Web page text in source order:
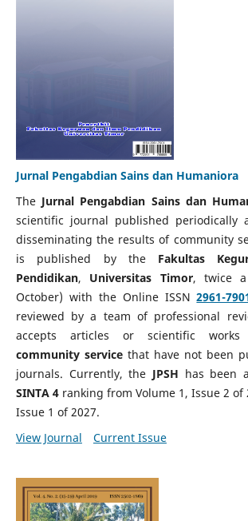
Jurnal Pengabdian Sains dan Humaniora
TheJurnal Pengabdian Sains dan
scientific journal published periodically
disseminating the results of community
is published by the Fakultas
Pendidikan, Universitas Timor, twice
October) with the Online ISSN2961-
reviewed by a team of professional
accepts articles or scientific
community servicethat have not been
journals. Currently, the JPSH has been
SINTA 4ranking from Volume 1, Issue 2 of
Issue 1 of 2027.
View Journal
Current Issue